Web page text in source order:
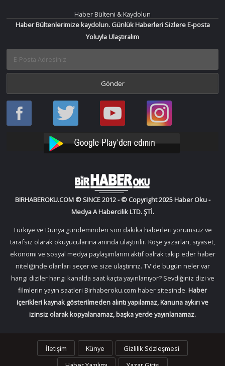
Haber Bülteni & Kaydolun
Haber Bültenlerimize kaydolun. Günlük Haberleri Sizlere E-posta
Yoluyla Ulaştıralım
Haber
Oku
Haber
Oku
Bir
Haber
YouTube
Bir
Haber
Instagram
BIRHABEROKU.COM © SINCE 2012 - © Copyright 2025 Haber Oku -
Medya A Habercilik LTD. ŞTİ.
Türkiye ve Dünya gündeminden son dakika haberleri yorumsuz ve
tarafsız olarak okuyucularına anında ulaştırılır. Köşe yazarları, siyaset,
ekonomi ve sosyal medya paylaşımlarını aktif oalrak takip eder haber
niteliğinde olanları seçer ve size ulaştırırız. TV'de bugün neler var
hangi diziler hangi kanalda saat kaçta yayınlanıyor? Sevdiğiniz dizi ve
filmlerin yayın saatleri Birhaberoku.com haber sitesinde. Haber
içerikleri kaynak gösterilmeden alıntı yapılamaz, Kanuna aykırı ve
izinsiz olarak kopyalanamaz, başka yerde yayınlanamaz.
İletişim Künye
Gizlilik Sözleşmesi